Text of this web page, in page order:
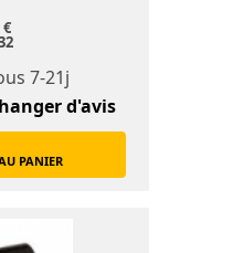
€
7-21j
d'avis
PANIER